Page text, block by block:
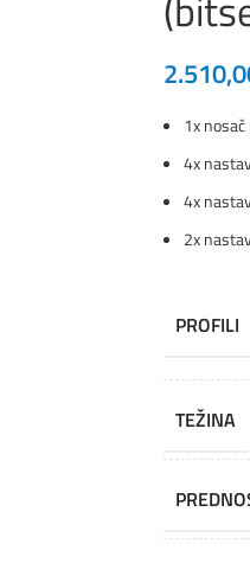
1x
4x
4x
2x
PROFILI
TEŽINA